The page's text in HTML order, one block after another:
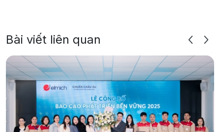
Bài viết liên quan